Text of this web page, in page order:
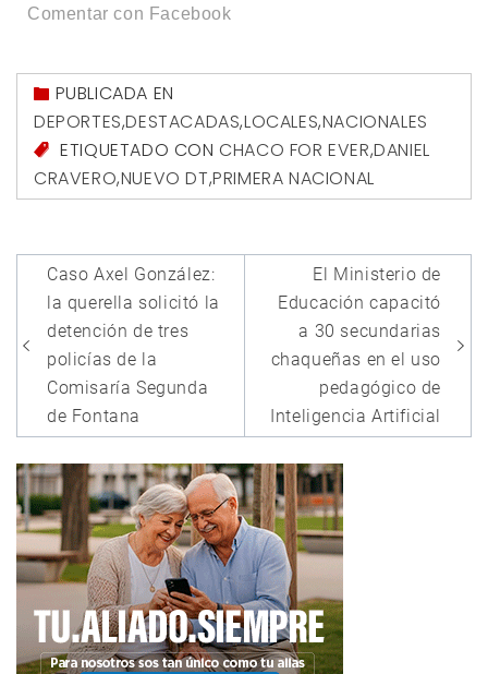
Comentar con Facebook
PUBLICADA EN
DEPORTES,DESTACADAS,LOCALES,NACIONALES
ETIQUETADO CONCHACO FOR EVER,DANIEL
CRAVERO,NUEVO DT,PRIMERA NACIONAL
Navegación
de
entradas
Caso Axel González:
la querella solicitó la
detención de tres
policías de la
Comisaría Segunda
de Fontana
El Ministerio de
Educación capacitó
a 30 secundarias
chaqueñas en el uso
pedagógico de
Inteligencia Artificial